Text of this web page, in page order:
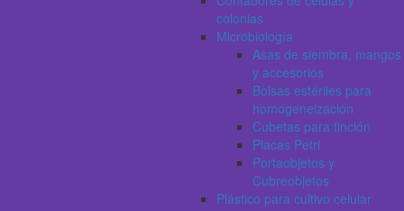
colonias
Microbiología
Asas de siembra, mangos
y accesorios
Bolsas estériles para
homogeneización
Cubetas para tinción
Placas Petri
Portaobjetos y
Cubreobjetos
Plástico para cultivo celular